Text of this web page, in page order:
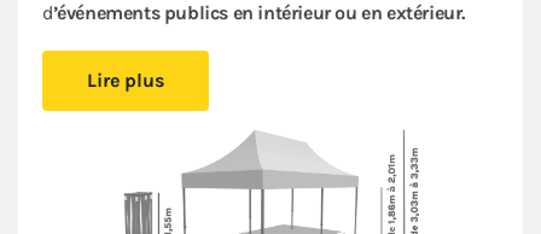
d’événements publics en intérieur ou en extérieur.
pourrez l’installer simplement.
permet de créer un espace couvert sans effort.
Installez-vous confortablement où vous le souhaitez,
vous serez protégédu soleil ou de la pluie.
Sa bâche de toit en Polyester avec enduction PVC de
Lire plus